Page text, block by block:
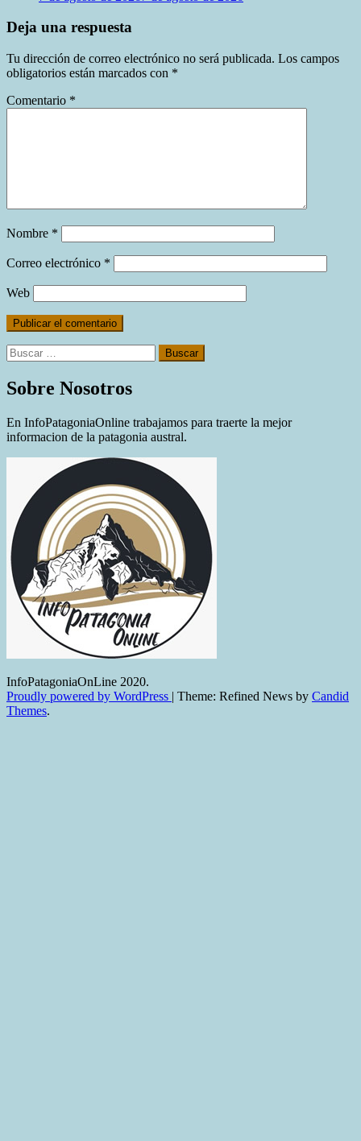
Deja una respuesta
Tu dirección de correo electrónico no será publicada. Los campos
obligatorios están marcados con *
Comentario *
Nombre *
Correo electrónico *
Web
Buscar:
Sobre Nosotros
En InfoPatagoniaOnline trabajamos para traerte la mejor
informacion de la patagonia austral.
InfoPatagoniaOnLine 2020.
Proudly powered by WordPress | Theme: Refined News by Candid
Themes.